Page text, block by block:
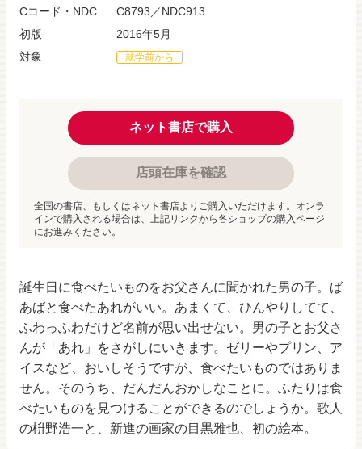
誕生日に食べたいものをお父さんに聞かれた男の子。ば
あばと食べたあれがいい。あまくて、ひんやりしてて、
ふわっふわだけど名前が思い出せない。男の子とお父さ
んが「あれ」をさがしにいきます。ゼリーやプリン、ア
イスなど、おいしそうですが、食べたいものではありま
せん。そのうち、だんだんおかしなことに。ふたりは食
べたいものを見つけることができるのでしょうか。歌人
の枡野浩一と、新進の画家の目黒雅也、初の絵本。
Cコード・NDC
C8793／NDC913
初版
2016年5月
対象
就学前から
ネット書店で購入
店頭在庫を確認
全国の書店、もしくはネット書店よりご購入いただけます。オンラ
インで購入される場合は、上記リンクから各ショップの購入ページ
にお進みください。